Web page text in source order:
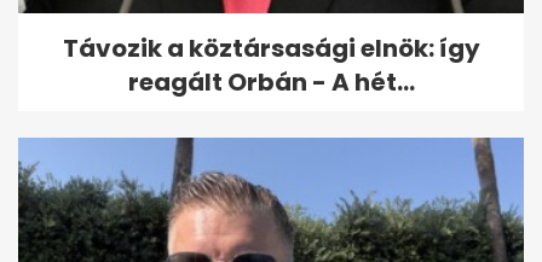
Távozik a köztársasági elnök: így
reagált Orbán - A hét...